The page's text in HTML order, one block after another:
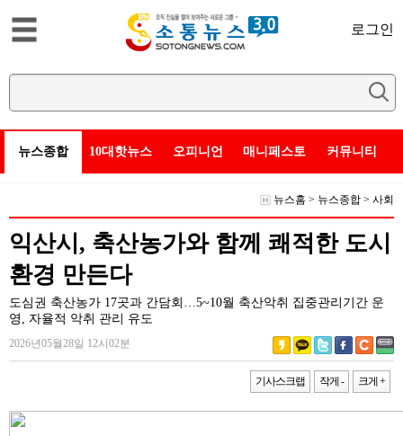
로그인
뉴스종합 10대핫뉴스 오피니언 매니페스토 커뮤니티
뉴스홈 > 뉴스종합 > 사회
익산시, 축산농가와 함께 쾌적한 도시
환경 만든다
도심권 축산농가 17곳과 간담회…5~10월 축산악취 집중관리기간 운
영, 자율적 악취 관리 유도
2026년05월28일 12시02분
기사스크랩 작게 - 크게 +